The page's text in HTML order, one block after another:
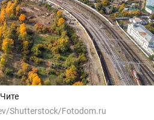
Shutterstock/Fotodom.ru